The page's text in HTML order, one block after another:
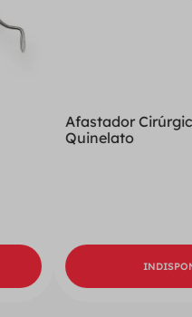
Afastador
Quinelato